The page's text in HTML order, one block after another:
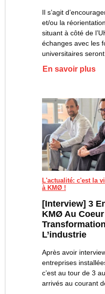
Il s’agit
et/ou la
situant à côté de
échanges avec les
universitaires
En savoir plus
L'actualité: c'est la
à KMØ !
[Interview] 3
KMØ Au
L’industrie
Après avoir
entreprises
c’est au tour de 3
arrivés au courant